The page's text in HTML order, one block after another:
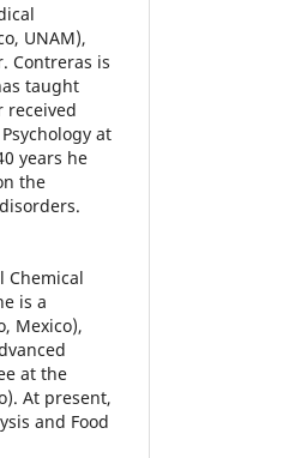
UNAM),
Contreras is
taught
received
at
years he
the
Chemical
is a
Mexico),
at the
At present,
and Food